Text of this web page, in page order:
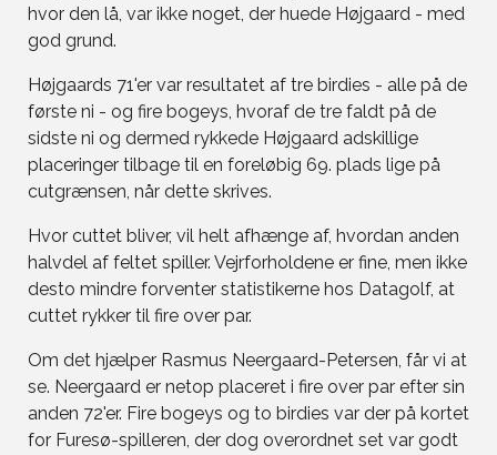
hvor den lå, var ikke noget, der huede Højgaard - med
god grund.
Højgaards 71'er var resultatet af tre birdies - alle på de
første ni - og fire bogeys, hvoraf de tre faldt på de
sidste ni og dermed rykkede Højgaard adskillige
placeringer tilbage til en foreløbig 69. plads lige på
cutgrænsen, når dette skrives.
Hvor cuttet bliver, vil helt afhænge af, hvordan anden
halvdel af feltet spiller. Vejrforholdene er fine, men ikke
desto mindre forventer statistikerne hos Datagolf, at
cuttet rykker til fire over par.
Om det hjælper Rasmus Neergaard-Petersen, får vi at
se. Neergaard er netop placeret i fire over par efter sin
anden 72'er. Fire bogeys og to birdies var der på kortet
for Furesø-spilleren, der dog overordnet set var godt